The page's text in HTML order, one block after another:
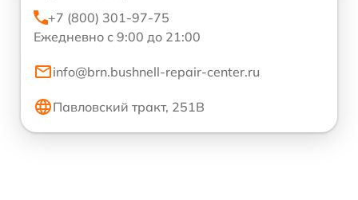
+7 (800) 301-97-75
Ежедневно с 9:00 до 21:00
info@brn.bushnell-repair-center.ru
Павловский тракт, 251В